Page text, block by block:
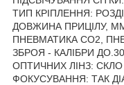
ТИП КРІПЛЕННЯ:
ДОВЖИНА ПРИЦІЛУ,
ПНЕВМАТИКА СО2,
ЗБРОЯ - КАЛІБРИ
ОПТИЧНИХ ЛІНЗ:
ФОКУСУВАННЯ: ТАК